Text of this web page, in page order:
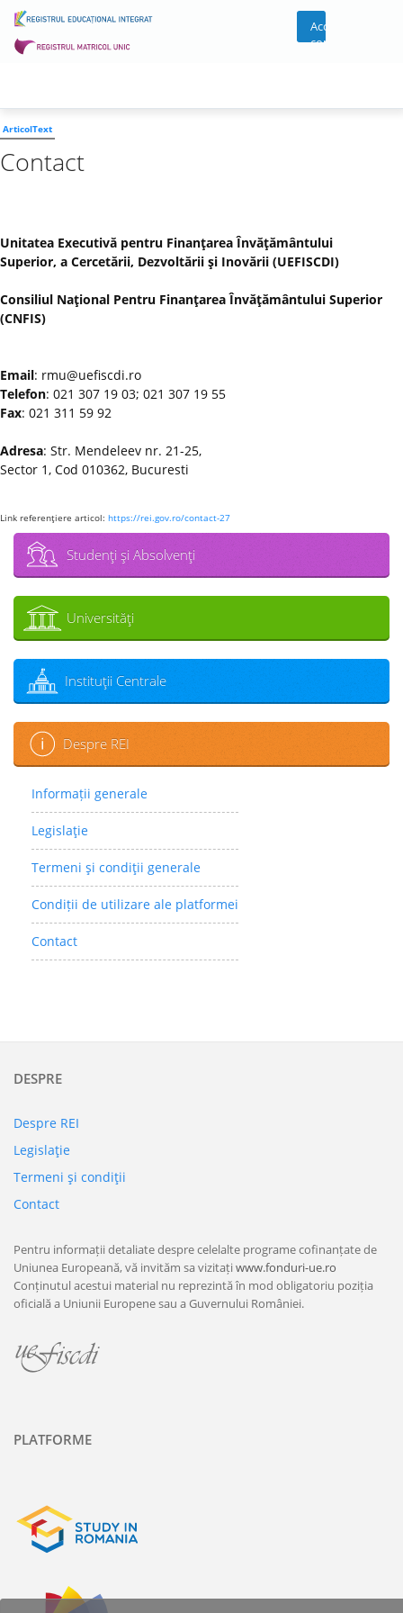
Acces
cont
ArticolText
Contact
Unitatea Executivă pentru Finanţarea Învăţământului
Superior, a Cercetării, Dezvoltării şi Inovării (UEFISCDI)
Consiliul Naţional Pentru Finanţarea Învăţământului Superior
(CNFIS)
Email: rmu@uefiscdi.ro
Telefon: 021 307 19 03; 021 307 19 55
Fax: 021 311 59 92
Adresa: Str. Mendeleev nr. 21-25,
Sector 1, Cod 010362, Bucuresti
Link referenţiere articol: https://rei.gov.ro/contact-27
Studenţi şi Absolvenţi
Universităţi
Instituţii Centrale
Despre REI
Informații generale
Legislaţie
Termeni şi condiţii generale
Condiții de utilizare ale platformei
Contact
DESPRE
Despre REI
Legislaţie
Termeni şi condiţii
Contact
Pentru informații detaliate despre celelalte programe cofinanțate de
Uniunea Europeană, vă invităm sa vizitațiwww.fonduri-ue.ro
Conținutul acestui material nu reprezintă în mod obligatoriu poziția
oficială a Uniunii Europene sau a Guvernului României.
PLATFORME